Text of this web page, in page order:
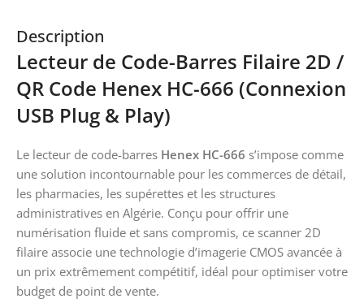
Description
Lecteur de Code-Barres Filaire 2D /
QR Code Henex HC-666 (Connexion
USB Plug & Play)
Le lecteur de code-barres Henex HC-666 s’impose comme
une solution incontournable pour les commerces de détail,
les pharmacies, les supérettes et les structures
administratives en Algérie. Conçu pour offrir une
numérisation fluide et sans compromis, ce scanner 2D
filaire associe une technologie d’imagerie CMOS avancée à
un prix extrêmement compétitif, idéal pour optimiser votre
budget de point de vente.